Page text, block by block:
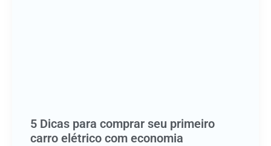
5 Dicas para comprar seu primeiro
carro elétrico com economia